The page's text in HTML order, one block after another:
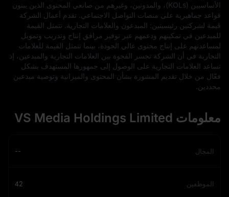
الأساسيين (KOLs)، والمدونين، وغيرهم من صانعي المحتوى الذين يبنون
قواعد جماهيرية على منصات التواصل الاجتماعي. تقدم أعمال الشركة
قيمة لشركتين رئيسيتين: المبدعون والعلامات التجارية. تتمثل القيمة
للمبدعين في تمكينهم ودعمهم عبر توفير مرافق إنتاج وتدريب وتمويل
لمساعدتهم على إنتاج محتوى عالي الجودة، بينما تتمثل القيمة للعلامات
التجارية في أن الشركة تجسر الفجوة بين العلامات التجارية والمبدعين، إذ
تساعد العلامات التجارية على الوصول إلى جمهورها المستهدف بشكل
فعّال من خلال تقديم المشورة بشأن المحتوى والميزانية وتوصية مبدعين
محددين.
معلومات VS Media Holdings Limited
المجال --
الموظفين 42